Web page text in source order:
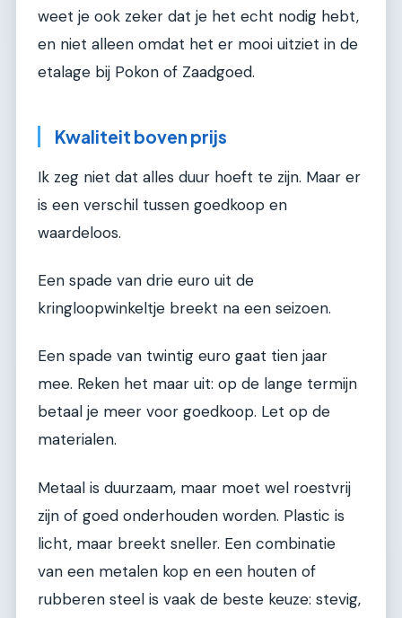
weet je ook zeker dat je het echt nodig hebt,
en niet alleen omdat het er mooi uitziet in de
etalage bij Pokon of Zaadgoed.
Kwaliteit boven prijs
Ik zeg niet dat alles duur hoeft te zijn. Maar er
is een verschil tussen goedkoop en
waardeloos.
Een spade van drie euro uit de
kringloopwinkeltje breekt na een seizoen.
Een spade van twintig euro gaat tien jaar
mee. Reken het maar uit: op de lange termijn
betaal je meer voor goedkoop. Let op de
materialen.
Metaal is duurzaam, maar moet wel roestvrij
zijn of goed onderhouden worden. Plastic is
licht, maar breekt sneller. Een combinatie
van een metalen kop en een houten of
rubberen steel is vaak de beste keuze: stevig,